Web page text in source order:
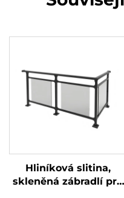
Hliníková slitina,
skleněná zábradlí pro